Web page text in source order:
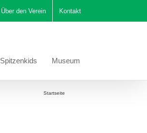
Über den Verein Kontakt
Spitzenkids Museum
Startseite